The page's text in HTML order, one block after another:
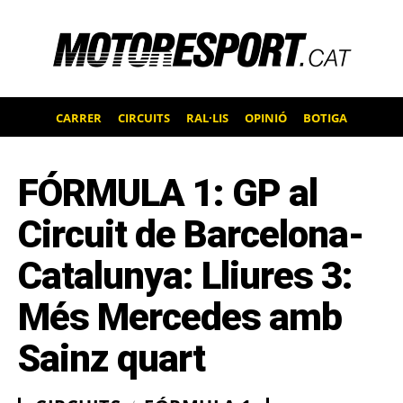
CARRER CIRCUITS RAL·LIS OPINIÓ BOTIGA
FÓRMULA 1: GP al
Circuit de Barcelona-
Catalunya: Lliures 3:
Més Mercedes amb
Sainz quart